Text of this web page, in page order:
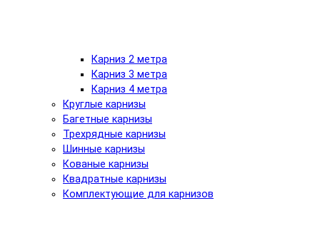
Карниз 2 метра
Карниз 3 метра
Карниз 4 метра
Круглые карнизы
Багетные карнизы
Трехрядные карнизы
Шинные карнизы
Кованые карнизы
Квадратные карнизы
Комплектующие для карнизов